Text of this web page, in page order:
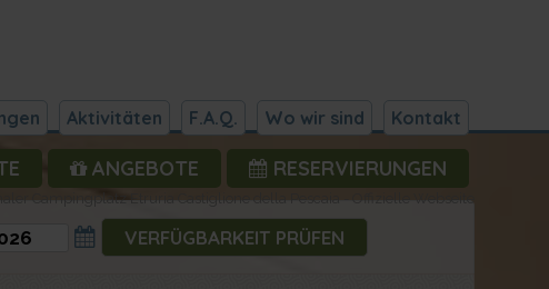
Aktivitäten F.A.Q. Wo wir sind Kontakt
RESERVIERUNGEN
ANGEBOTE
Campingplatz Etruria Castiglione della Pescaia - Offizielle Webseite